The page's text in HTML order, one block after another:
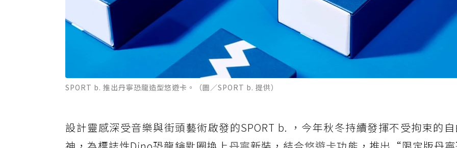
SPORT b. 推出丹寧恐龍造型悠遊卡。（圖／SPORT b. 提供）
設計靈感深受音樂與街頭藝術啟發的SPORT b. ，今年秋冬持續發揮不受拘束的